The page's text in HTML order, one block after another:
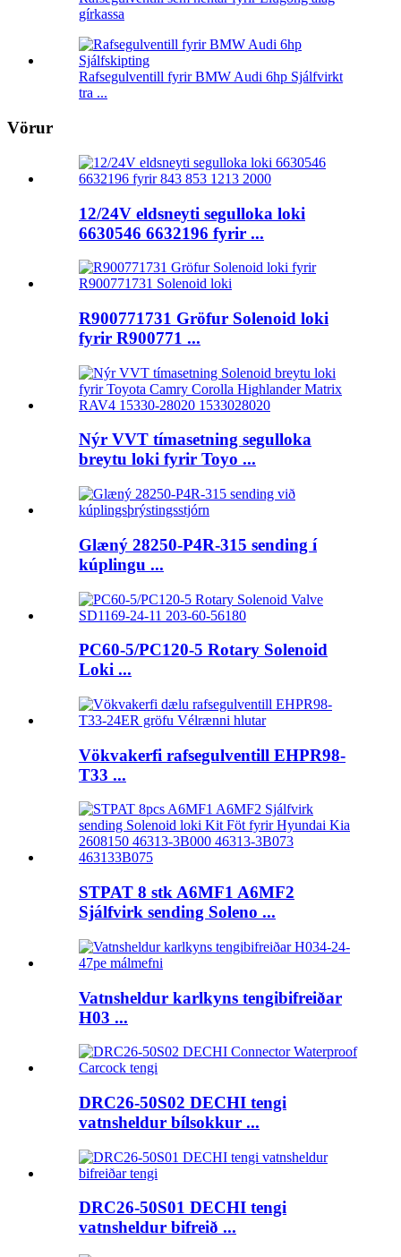
gírkassa
Rafsegulventill fyrir BMW Audi 6hp Sjálfvirkt
tra ...
Vörur
12/24V eldsneyti segulloka loki
6630546 6632196 fyrir ...
R900771731 Gröfur Solenoid loki
fyrir R900771 ...
Nýr VVT tímasetning segulloka
breytu loki fyrir Toyo ...
Glæný 28250-P4R-315 sending í
kúplingu ...
PC60-5/PC120-5 Rotary Solenoid
Loki ...
Vökvakerfi rafsegulventill EHPR98-
T33 ...
STPAT 8 stk A6MF1 A6MF2
Sjálfvirk sending Soleno ...
Vatnsheldur karlkyns tengibifreiðar
H03 ...
DRC26-50S02 DECHI tengi
vatnsheldur bílsokkur ...
DRC26-50S01 DECHI tengi
vatnsheldur bifreið ...